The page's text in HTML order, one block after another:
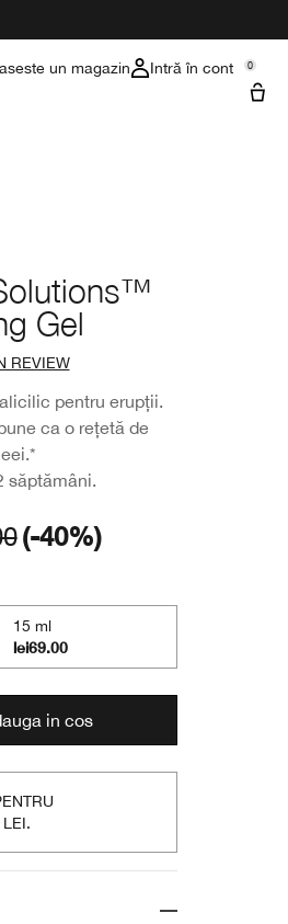
un magazin Intră în cont 0
Gel
REVIEW
pentru erupții.
ca o rețetă de
săptămâni.
(-40%)
15 ml
lei69.00
in cos